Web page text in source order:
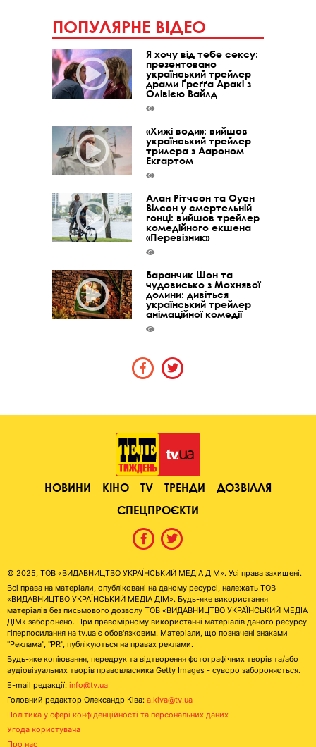
ПОПУЛЯРНЕ ВІДЕО
Я хочу від тебе сексу:
презентовано
український трейлер
драми Ґреґґа Аракі з
Олівією Вайлд
«Хижі води»: вийшов
український трейлер
трилера з Аароном
Екгартом
Алан Рітчсон та Оуен
Вілсон у смертельній
гонці: вийшов трейлер
комедійного екшена
«Перевізник»
Баранчик Шон та
чудовисько з Мохнявої
долини: дивіться
український трейлер
анімаційної комедії
НОВИНИ КІНО TV ТРЕНДИ
ДОЗВІЛЛЯ
СПЕЦПРОЄКТИ
© 2025, ТОВ «ВИДАВНИЦТВО УКРАЇНСЬКИЙ МЕДІА ДІМ». Усі права захищені.
Всі права на матеріали, опубліковані на даному ресурсі, належать ТОВ
«ВИДАВНИЦТВО УКРАЇНСЬКИЙ МЕДІА ДІМ». Будь-яке використання
матеріалів без письмового дозволу ТОВ «ВИДАВНИЦТВО УКРАЇНСЬКИЙ МЕДІА
ДІМ» заборонено. При правомірному використанні матеріалів даного ресурсу
гіперпосилання на tv.ua є обов'язковим. Матеріали, що позначені знаками
"Реклама", "PR", публікуються на правах реклами.
Будь-яке копіювання, передрук та відтворення фотографічних творів та/або
аудіовізуальних творів правовласника Getty Images - суворо забороняється.
E-mail редакції: info@tv.ua
Головний редактор Олександр Ківа: a.kiva@tv.ua
Політика у сфері конфіденційності та персональних даних
Угода користувача
Про нас